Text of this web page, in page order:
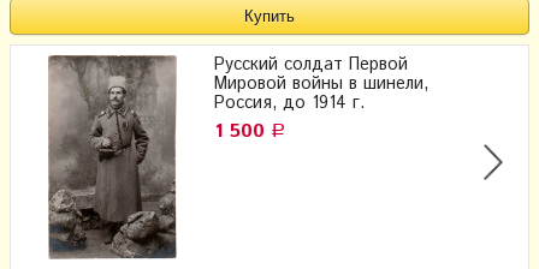
Русский солдат Первой
Мировой войны в шинели,
Россия, до 1914 г.
1 500 Р